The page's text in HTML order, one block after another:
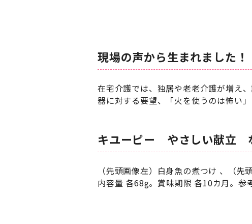
現場の声から生まれました！
在宅介護では、独居や老老介護が増え
器に対する要望、「火を使うのは怖い
キユーピー やさしい献立
（先頭画像左）白身魚の煮つけ 、（先
内容量 各68g。賞味期限 各10カ月。参